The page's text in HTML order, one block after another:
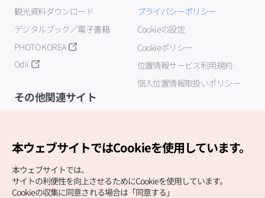
観光資料ダウンロード
デジタルブック／電子書籍
PHOTO KOREA
Odii
プライバシーポリシー
Cookieの設定
Cookieポリシー
位置情報サービス利用規約
個人位置情報取扱いポリシー
その他関連サイト
本ウェブサイトではCookieを使用しています。
本ウェブサイトでは、
サイトの利便性を向上させるためにCookieを使用しています。
Cookieの収集に同意される場合は「同意する」